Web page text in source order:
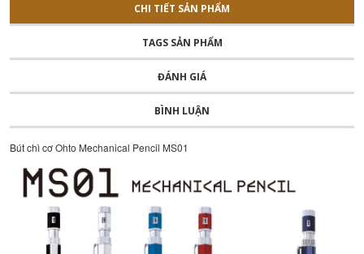
CHI TIẾT SẢN PHẨM
TAGS SẢN PHẨM
ĐÁNH GIÁ
BÌNH LUẬN
Bút chì cơ Ohto Mechanical Pencil MS01